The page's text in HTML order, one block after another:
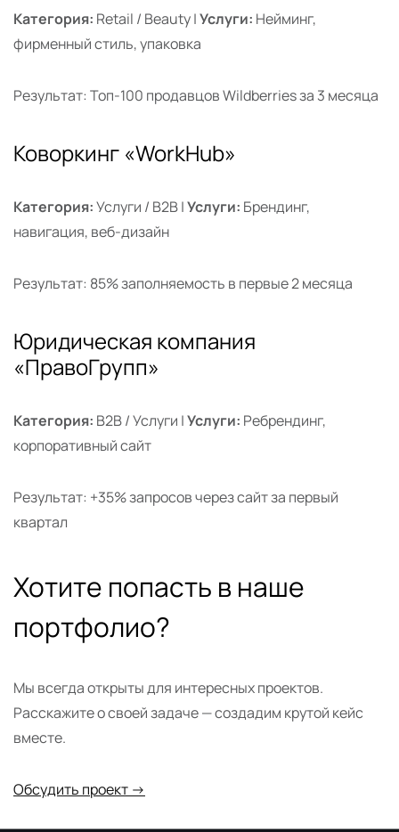
Категория: Retail / Beauty |Услуги: Нейминг,
фирменный стиль, упаковка
Результат: Топ-100 продавцов Wildberries за 3 месяца
Коворкинг «WorkHub»
Категория:Услуги / B2B |Услуги: Брендинг,
навигация, веб-дизайн
Результат: 85% заполняемость в первые 2 месяца
Юридическая компания
«ПравоГрупп»
Категория: B2B / Услуги |Услуги: Ребрендинг,
корпоративный сайт
Результат: +35% запросов через сайт за первый
квартал
Хотите попасть в наше
портфолио?
Мы всегда открыты для интересных проектов.
Расскажите о своей задаче — создадим крутой кейс
вместе.
Обсудить проект →